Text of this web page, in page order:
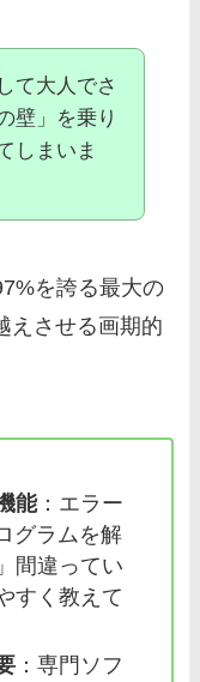
て大人でさ
壁」を乗り
しまいま
を誇る最大の
えさせる画期的
能：エラー
グラムを解
間違ってい
すく教えて
：専門ソフ